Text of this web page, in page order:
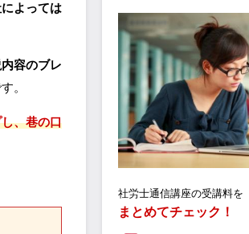
よっては
容のブレ
。
、巷の口
社労士通信講座の受講料を
まとめてチェック！